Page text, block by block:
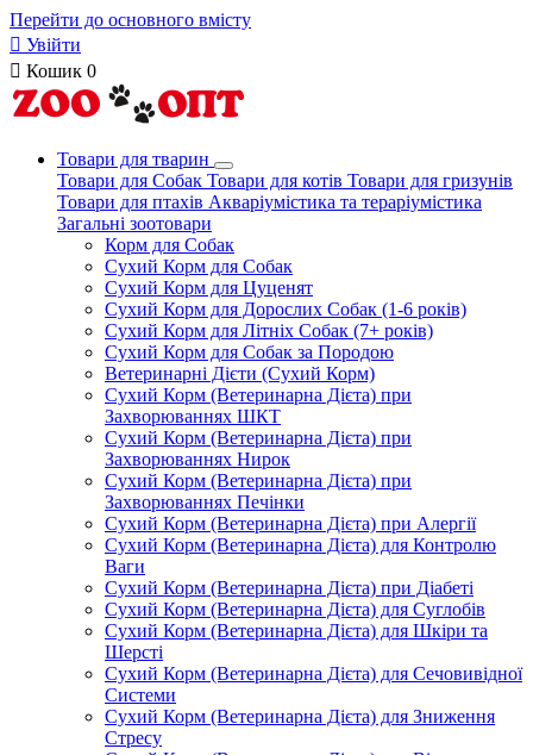
Перейти до основного вмісту
 Увійти
 Кошик 0
Товари для тварин
Товари для Собак Товари для котів Товари для гризунів
Товари для птахів Акваріумістика та тераріумістика
Загальні зоотовари
Корм для Собак
Сухий Корм для Собак
Сухий Корм для Цуценят
Сухий Корм для Дорослих Собак (1-6 років)
Сухий Корм для Літніх Собак (7+ років)
Сухий Корм для Собак за Породою
Ветеринарні Дієти (Сухий Корм)
Сухий Корм (Ветеринарна Дієта) при
Захворюваннях ШКТ
Сухий Корм (Ветеринарна Дієта) при
Захворюваннях Нирок
Сухий Корм (Ветеринарна Дієта) при
Захворюваннях Печінки
Сухий Корм (Ветеринарна Дієта) при Алергії
Сухий Корм (Ветеринарна Дієта) для Контролю
Ваги
Сухий Корм (Ветеринарна Дієта) при Діабеті
Сухий Корм (Ветеринарна Дієта) для Суглобів
Сухий Корм (Ветеринарна Дієта) для Шкіри та
Шерсті
Сухий Корм (Ветеринарна Дієта) для Сечовивідної
Системи
Сухий Корм (Ветеринарна Дієта) для Зниження
Стресу